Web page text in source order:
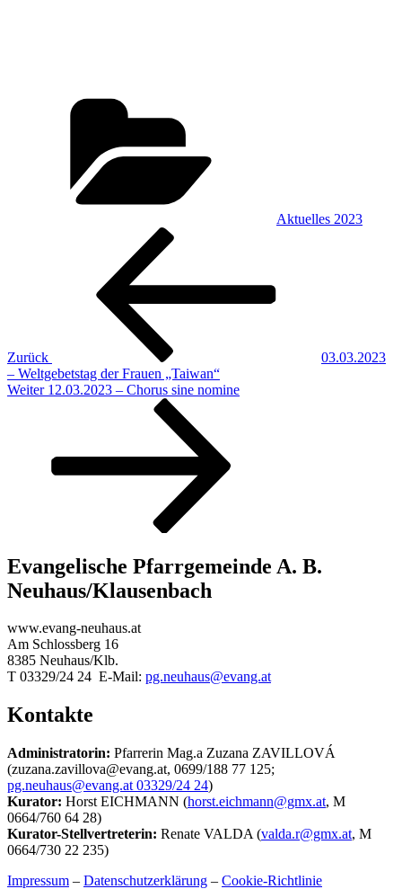
Aktuelles 2023
Beitragsnavigation
Zurück
03.03.2023
– Weltgebetstag der Frauen „Taiwan“
Nächster
Weiter 12.03.2023 – Chorus sine nomine
Evangelische Pfarrgemeinde A. B.
Neuhaus/Klausenbach
www.evang-neuhaus.at
Am Schlossberg 16
8385 Neuhaus/Klb.
T 03329/24 24 E-Mail: pg.neuhaus@evang.at
Kontakte
Administratorin: Pfarrerin Mag.a Zuzana ZAVILLOVÁ
(zuzana.zavillova@evang.at, 0699/188 77 125;
pg.neuhaus@evang.at 03329/24 24)
Kurator: Horst EICHMANN (horst.eichmann@gmx.at, M
0664/760 64 28)
Kurator-Stellvertreterin: Renate VALDA (valda.r@gmx.at, M
0664/730 22 235)
Impressum – Datenschutzerklärung – Cookie-Richtlinie